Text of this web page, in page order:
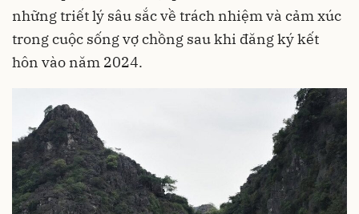
những triết lý sâu sắc về trách nhiệm và cảm xúc
trong cuộc sống vợ chồng sau khi đăng ký kết
hôn vào năm 2024.